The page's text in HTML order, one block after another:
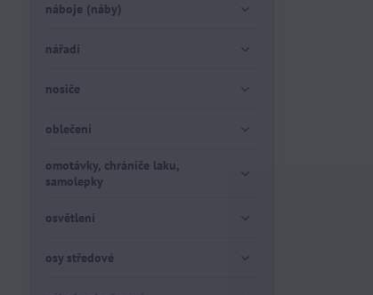
náboje (náby)
nářadí
nosiče
oblečení
omotávky, chrániče laku,
samolepky
osvětlení
osy středové